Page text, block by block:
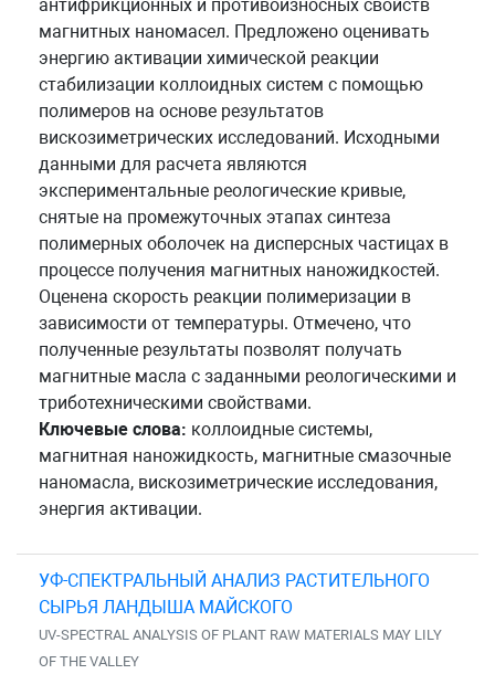
антифрикционных и противоизносных свойств
магнитных наномасел. Предложено оценивать
энергию активации химической реакции
стабилизации коллоидных систем с помощью
полимеров на основе результатов
вискозиметрических исследований. Исходными
данными для расчета являются
экспериментальные реологические кривые,
снятые на промежуточных этапах синтеза
полимерных оболочек на дисперсных частицах в
процессе получения магнитных наножидкостей.
Оценена скорость реакции полимеризации в
зависимости от температуры. Отмечено, что
полученные результаты позволят получать
магнитные масла с заданными реологическими и
триботехническими свойствами.
Ключевые слова: коллоидные системы,
магнитная наножидкость, магнитные смазочные
наномасла, вискозиметрические исследования,
энергия активации.
УФ-СПЕКТРАЛЬНЫЙ АНАЛИЗ РАСТИТЕЛЬНОГО
СЫРЬЯ ЛАНДЫША МАЙСКОГО
UV-SPECTRAL ANALYSIS OF PLANT RAW MATERIALS MAY LILY
OF THE VALLEY